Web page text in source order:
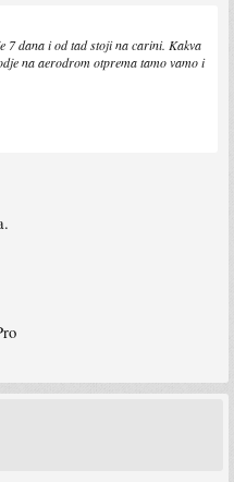
7 dana i od tad stoji na carini. Kakva
na aerodrom otprema tamo vamo i